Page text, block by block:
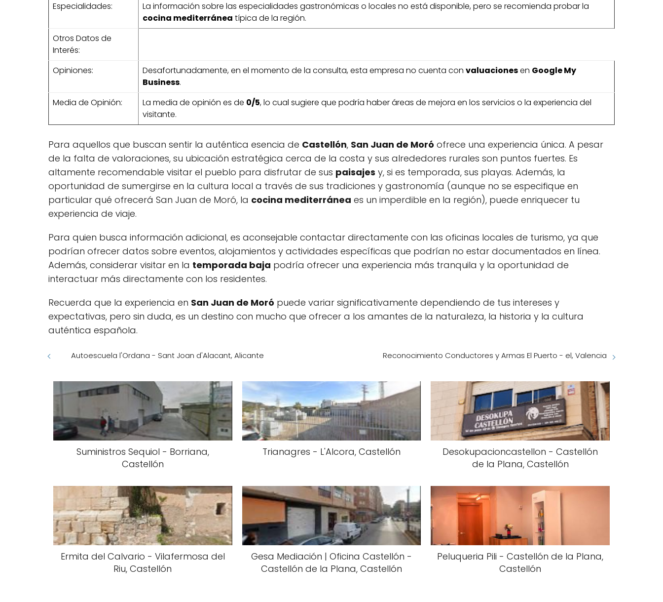
Especialidades:
La información sobre las especialidades gastronómicas o locales no está disponible, pero se recomienda probar la
cocina mediterránea típica de la región.
Otros Datos de
Interés:
Opiniones:
Desafortunadamente, en el momento de la consulta, esta empresa no cuenta con valuacionesen Google My
Business.
Media de Opinión:
La media de opinión es de 0/5, lo cual sugiere que podría haber áreas de mejora en los servicios o la experiencia del
visitante.
Para aquellos que buscan sentir la auténtica esencia de Castellón, San Juan de Moró ofrece una experiencia única. A pesar
de la falta de valoraciones, su ubicación estratégica cerca de la costa y sus alrededores rurales son puntos fuertes. Es
altamente recomendable visitar el pueblo para disfrutar de sus paisajes y, si es temporada, sus playas. Además, la
oportunidad de sumergirse en la cultura local a través de sus tradiciones y gastronomía (aunque no se especifique en
particular qué ofrecerá San Juan de Moró, la cocina mediterránea es un imperdible en la región), puede enriquecer tu
experiencia de viaje.
Para quien busca información adicional, es aconsejable contactar directamente con las oficinas locales de turismo, ya que
podrían ofrecer datos sobre eventos, alojamientos y actividades específicas que podrían no estar documentados en línea.
Además, considerar visitar en la temporada baja podría ofrecer una experiencia más tranquila y la oportunidad de
interactuar más directamente con los residentes.
Recuerda que la experiencia en San Juan de Moró puede variar significativamente dependiendo de tus intereses y
expectativas, pero sin duda, es un destino con mucho que ofrecer a los amantes de la naturaleza, la historia y la cultura
auténtica española.
Autoescuela l'Ordana - Sant Joan d'Alacant, Alicante Reconocimiento Conductores y Armas El Puerto - el, Valencia
Suministros Sequiol - Borriana,
Castellón
Trianagres - L'Alcora, Castellón
Desokupacioncastellon - Castellón
de la Plana, Castellón
Ermita del Calvario - Vilafermosa del
Riu, Castellón
Gesa Mediación | Oficina Castellón -
Castellón de la Plana, Castellón
Peluqueria Pili - Castellón de la Plana,
Castellón